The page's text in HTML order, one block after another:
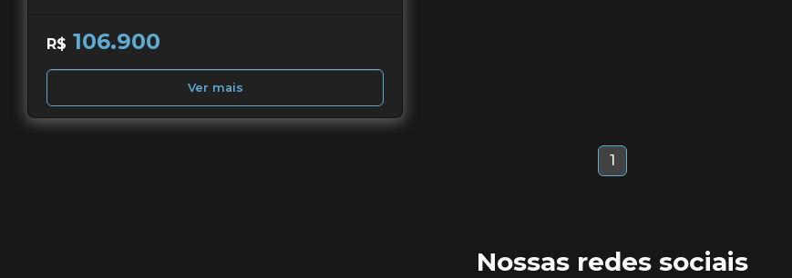
R$ 106.900
Ver mais
1
Nossas redes sociais